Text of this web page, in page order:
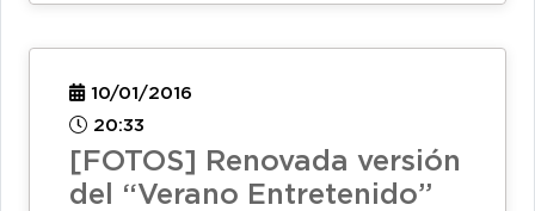
10/01/2016
20:33
[FOTOS] Renovada versión
del “Verano Entretenido”